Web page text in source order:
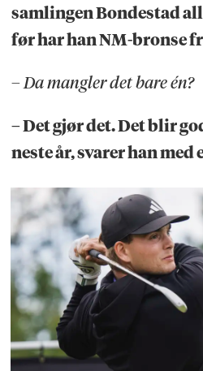
samlingen Bondestad
før har han NM-bronse
– Da mangler det bare én?
– Det gjør det. Det blir
neste år, svarer han